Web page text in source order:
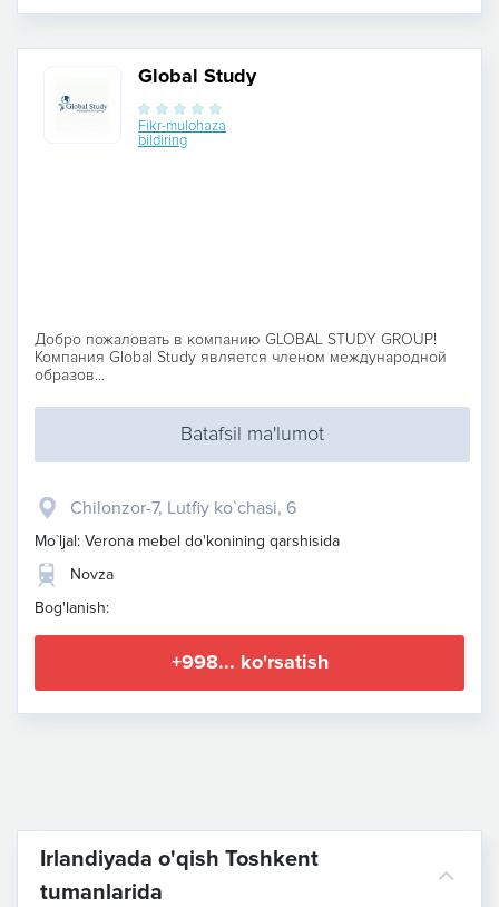
Global Study
Fikr-mulohaza
bildiring
Добро пожаловать в компанию GLOBAL STUDY GROUP!
Компания Global Study является членом международной
образов...
Batafsil ma'lumot
Chilonzor-7, Lutfiy ko`chasi, 6
Mo`ljal: Verona mebel do'konining qarshisida
Novza
Bog'lanish:
+998... ko'rsatish
Irlandiyada o'qish Toshkent
tumanlarida